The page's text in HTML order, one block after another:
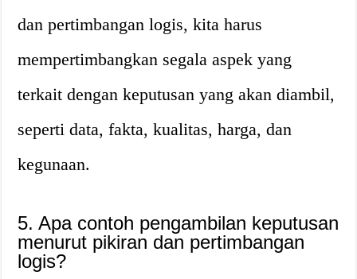
dan pertimbangan logis, kita harus
mempertimbangkan segala aspek yang
terkait dengan keputusan yang akan diambil,
seperti data, fakta, kualitas, harga, dan
kegunaan.
5. Apa contoh pengambilan keputusan
menurut pikiran dan pertimbangan
logis?